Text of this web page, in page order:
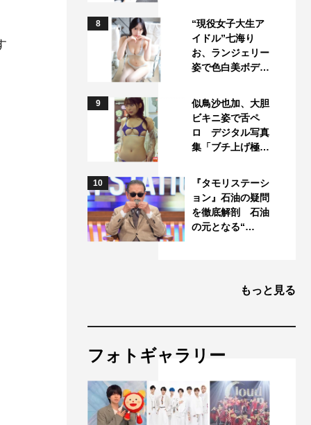
8
“現役女子大生ア
イドル”七海り
お、ランジェリー
姿で色白美ボデ…
9
似鳥沙也加、大胆
ビキニ姿で舌ペ
ロ デジタル写真
集「ブチ上げ極…
10
『タモリステーシ
ョン』石油の疑問
を徹底解剖 石油
の元となる“…
もっと見る
フォトギャラリー